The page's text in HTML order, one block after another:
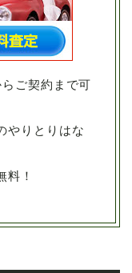
ご契約まで可
やりとりはな
料！